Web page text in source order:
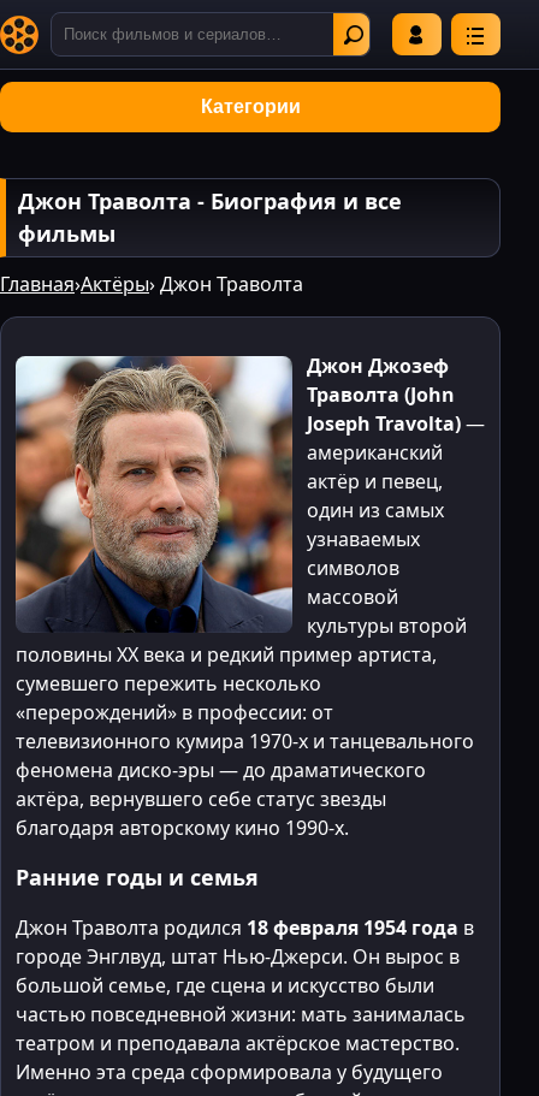
Категории
Джон Траволта - Биография и все
фильмы
Главная›Актёры› Джон Траволта
Джон Джозеф
Траволта (John
Joseph Travolta)—
американский
актёр и певец,
один из самых
узнаваемых
символов
массовой
культуры второй
половины XX века и редкий пример артиста,
сумевшего пережить несколько
«перерождений» в профессии: от
телевизионного кумира 1970-х и танцевального
феномена диско-эры — до драматического
актёра, вернувшего себе статус звезды
благодаря авторскому кино 1990-х.
Ранние годы и семья
Джон Траволта родился 18 февраля 1954 года в
городе Энглвуд, штат Нью-Джерси. Он вырос в
большой семье, где сцена и искусство были
частью повседневной жизни: мать занималась
театром и преподавала актёрское мастерство.
Именно эта среда сформировала у будущего